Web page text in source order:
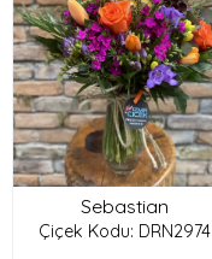
Sebastian
Çiçek Kodu: DRN2974